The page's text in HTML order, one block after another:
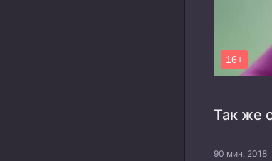
Так же
90 мин, 2018